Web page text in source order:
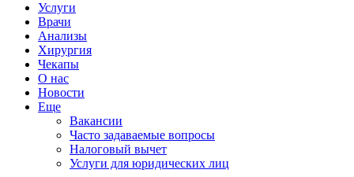
Услуги
Врачи
Анализы
Хирургия
Чекапы
О нас
Новости
Еще
Вакансии
Часто задаваемые вопросы
Налоговый вычет
Услуги для юридических лиц